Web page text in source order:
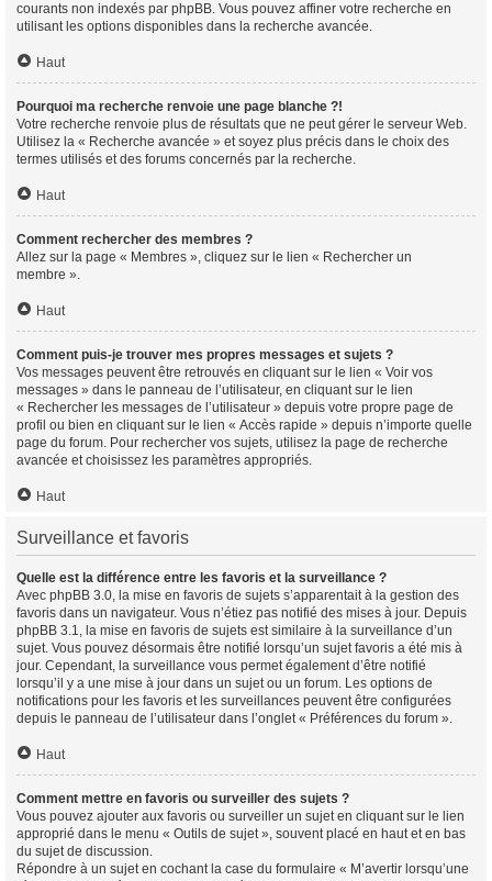
courants non indexés par phpBB. Vous pouvez affiner votre recherche en
utilisant les options disponibles dans la recherche avancée.
Haut
Pourquoi ma recherche renvoie une page blanche ?!
Votre recherche renvoie plus de résultats que ne peut gérer le serveur Web.
Utilisez la « Recherche avancée » et soyez plus précis dans le choix des
termes utilisés et des forums concernés par la recherche.
Haut
Comment rechercher des membres ?
Allez sur la page « Membres », cliquez sur le lien « Rechercher un
membre ».
Haut
Comment puis-je trouver mes propres messages et sujets ?
Vos messages peuvent être retrouvés en cliquant sur le lien « Voir vos
messages » dans le panneau de l’utilisateur, en cliquant sur le lien
« Rechercher les messages de l’utilisateur » depuis votre propre page de
profil ou bien en cliquant sur le lien « Accès rapide » depuis n’importe quelle
page du forum. Pour rechercher vos sujets, utilisez la page de recherche
avancée et choisissez les paramètres appropriés.
Haut
Surveillance et favoris
Quelle est la différence entre les favoris et la surveillance ?
Avec phpBB 3.0, la mise en favoris de sujets s’apparentait à la gestion des
favoris dans un navigateur. Vous n’étiez pas notifié des mises à jour. Depuis
phpBB 3.1, la mise en favoris de sujets est similaire à la surveillance d’un
sujet. Vous pouvez désormais être notifié lorsqu’un sujet favoris a été mis à
jour. Cependant, la surveillance vous permet également d’être notifié
lorsqu’il y a une mise à jour dans un sujet ou un forum. Les options de
notifications pour les favoris et les surveillances peuvent être configurées
depuis le panneau de l’utilisateur dans l’onglet « Préférences du forum ».
Haut
Comment mettre en favoris ou surveiller des sujets ?
Vous pouvez ajouter aux favoris ou surveiller un sujet en cliquant sur le lien
approprié dans le menu « Outils de sujet », souvent placé en haut et en bas
du sujet de discussion.
Répondre à un sujet en cochant la case du formulaire « M’avertir lorsqu’une